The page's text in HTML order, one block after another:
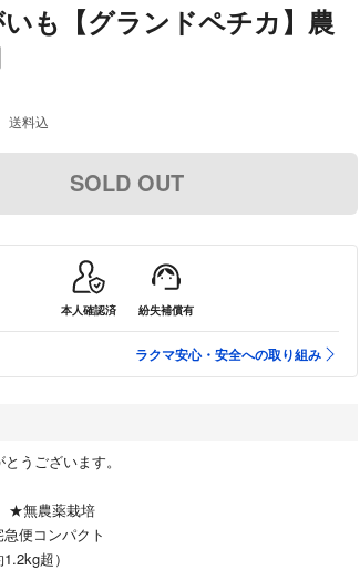
も【グランドペチカ】農
送料込
SOLD OUT
本人確認済 紛失補償有
ラクマ安心・安全への取り組み
うございます。
★無農薬栽培
ンパクト
超）